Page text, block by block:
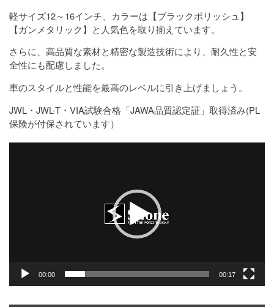
軽サイズ12～16インチ、カラーは【ブラックポリッシュ】
【ガンメタリック】と人気色を取り揃えています。
さらに、高品質な素材と精密な製造技術により、耐久性と安
全性にも配慮しました。
車のスタイルと性能を最高のレベルに引き上げましょう。
JWL・JWL-T・VIA試験合格「JAWA品質認定証」取得済み(PL
保険が付保されています）
00:00 00:17